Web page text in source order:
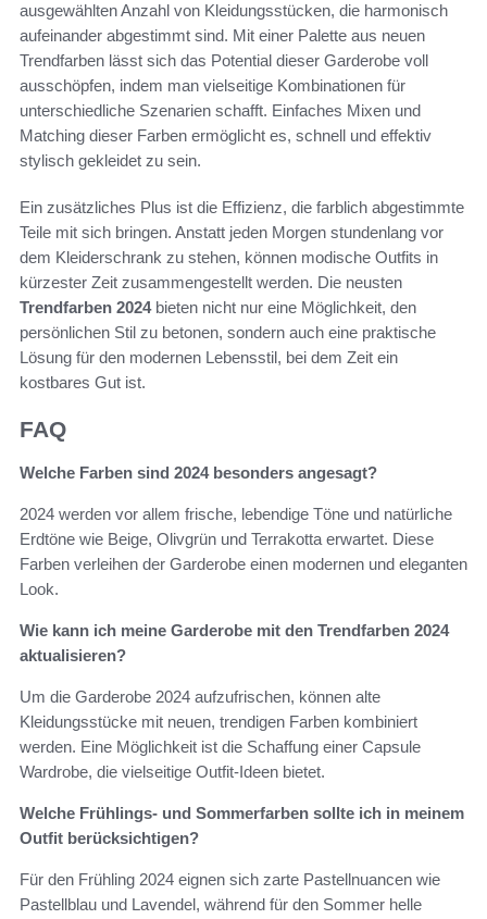
ausgewählten Anzahl von Kleidungsstücken, die harmonisch
aufeinander abgestimmt sind. Mit einer Palette aus neuen
Trendfarben lässt sich das Potential dieser Garderobe voll
ausschöpfen, indem man vielseitige Kombinationen für
unterschiedliche Szenarien schafft. Einfaches Mixen und
Matching dieser Farben ermöglicht es, schnell und effektiv
stylisch gekleidet zu sein.
Ein zusätzliches Plus ist die Effizienz, die farblich abgestimmte
Teile mit sich bringen. Anstatt jeden Morgen stundenlang vor
dem Kleiderschrank zu stehen, können modische Outfits in
kürzester Zeit zusammengestellt werden. Die neusten
Trendfarben 2024bieten nicht nur eine Möglichkeit, den
persönlichen Stil zu betonen, sondern auch eine praktische
Lösung für den modernen Lebensstil, bei dem Zeit ein
kostbares Gut ist.
FAQ
Welche Farben sind 2024 besonders angesagt?
2024 werden vor allem frische, lebendige Töne und natürliche
Erdtöne wie Beige, Olivgrün und Terrakotta erwartet. Diese
Farben verleihen der Garderobe einen modernen und eleganten
Look.
Wie kann ich meine Garderobe mit den Trendfarben 2024
aktualisieren?
Um die Garderobe 2024 aufzufrischen, können alte
Kleidungsstücke mit neuen, trendigen Farben kombiniert
werden. Eine Möglichkeit ist die Schaffung einer Capsule
Wardrobe, die vielseitige Outfit-Ideen bietet.
Welche Frühlings- und Sommerfarben sollte ich in meinem
Outfit berücksichtigen?
Für den Frühling 2024 eignen sich zarte Pastellnuancen wie
Pastellblau und Lavendel, während für den Sommer helle